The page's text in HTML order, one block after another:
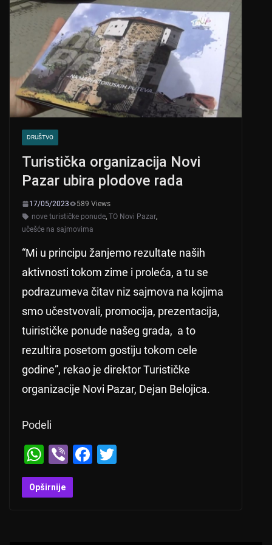
DRUŠTVO
Turistička organizacija Novi
Pazar ubira plodove rada
17/05/2023
589 Views
nove turističke ponude, TO Novi Pazar,
učešće na sajmovima
“Mi u principu žanjemo rezultate naših
aktivnosti tokom zime i proleća, a tu se
podrazumeva čitav niz sajmova na kojima
smo učestvovali, promocija, prezentacija,
tuirističke ponude našeg grada, a to
rezultira posetom gostiju tokom cele
godine”, rekao je direktor Turističke
organizacije Novi Pazar, Dejan Belojica.
Podeli
W
h
at
Vi
b
er
F
Opširnije